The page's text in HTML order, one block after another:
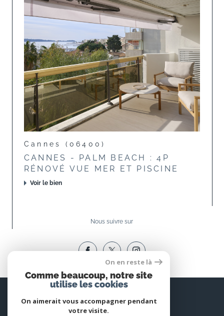
Cannes (06400)
CANNES - PALM BEACH : 4P
RÉNOVÉ VUE MER ET PISCINE
Voir le bien
Nous suivre sur
Espace
PROPRIÉTAIRE
On en reste là
Comme beaucoup, notre site
utilise les cookies
On aimerait vous accompagner pendant
votre visite.